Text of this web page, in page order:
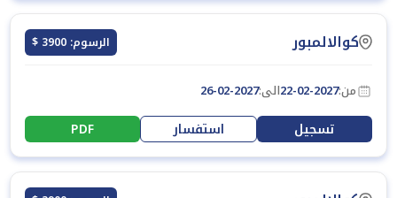
كوالالمبور الرسوم: 3900 $
من:22-02-2027الى:26-02-2027
تسجيل استفسار PDF